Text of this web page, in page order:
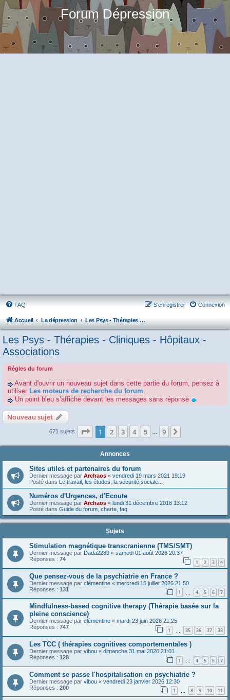
Forum Dépression
FAQ Connexion
S’enregistrer
Accueil La dépression Les Psys - Thérapies - Cliniques - Hôpitaux - Associations
Les Psys - Thérapies - Cliniques - Hôpitaux -
Associations
Règles du forum
Avant d'ouvrir un nouveau sujet dans cette partie du forum, pensez à
utiliser Les moteurs de recherche du forum.
Un point bleu s’affiche devant les messages sans réponse
Nouveau sujet
671 sujets Page 1sur9
1 2 3 4 5 9
Annonces
Sites utiles et partenaires du forum
Dernier message par Archaos « vendredi 19 mars 2021 19:19
Posté dans Le travail, les études, la sécurité sociale...
Numéros d'Urgences, d'Ecoute
Dernier message par Archaos « lundi 31 décembre 2018 13:12
Posté dans Guide du forum, charte, faq
Sujets
Stimulation magnétique transcranienne (TMS/SMT)
Dernier message par Dada2289 « samedi 01 août 2026 20:37
Réponses : 74 1 2 3 4
Que pensez-vous de la psychiatrie en France ?
Dernier message par clémentine « mercredi 15 juillet 2026 21:50
Réponses : 131 1 4 5 6 7
Mindfulness-based cognitive therapy (Thérapie basée sur la
pleine conscience)
Dernier message par clémentine « mardi 23 juin 2026 21:25
Réponses : 747 1 35 36 37 38
Les TCC ( thérapies cognitives comportementales )
Dernier message par vibou « dimanche 31 mai 2026 21:01
Réponses : 128 1 … 4 5 6 7
Comment se passe l'hospitalisation en psychiatrie ?
Dernier message par vibou « vendredi 23 janvier 2026 12:30
Réponses : 200 1 8 9 10 11